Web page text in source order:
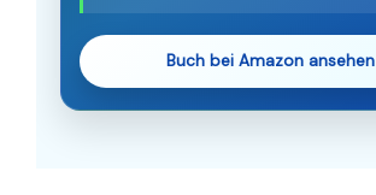
Buch bei Amazon ansehen